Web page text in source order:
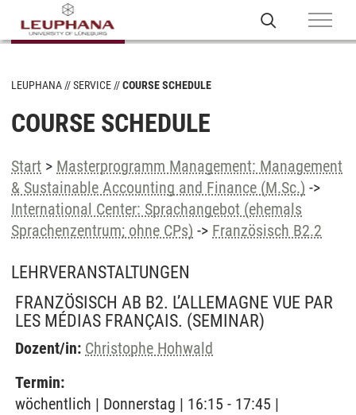
LEUPHANA SERVICE COURSE SCHEDULE
COURSE SCHEDULE
Start > Masterprogramm Management: Management
& Sustainable Accounting and Finance (M.Sc.) ->
International Center: Sprachangebot (ehemals
Sprachenzentrum; ohne CPs) -> Französisch B2.2
LEHRVERANSTALTUNGEN
FRANZÖSISCH AB B2. L’ALLEMAGNE VUE PAR
LES MÉDIAS FRANÇAIS. (SEMINAR)
Dozent/in: Christophe Hohwald
Termin:
wöchentlich | Donnerstag | 16:15 - 17:45 |